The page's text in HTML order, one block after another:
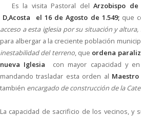
Es la visita Pastoral delArzobispo
D,Acosta el 16 de Agosto de 1.549; que
acceso a esta iglesia por su situación y
para albergar a la creciente población
inestabilidad del terreno, que ordena
nueva Iglesia con mayor capacidad y
mandando trasladar esta orden al
también encargado de construcción de la
La capacidad de sacrificio de los vecinos, y